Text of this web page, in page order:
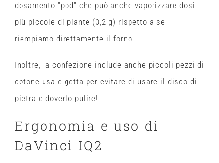
dosamento "pod" che può anche vaporizzare dosi
più piccole di piante (0,2 g) rispetto a se
riempiamo direttamente il forno.
Inoltre, la confezione include anche piccoli pezzi di
cotone usa e getta per evitare di usare il disco di
pietra e doverlo pulire!
Ergonomia e uso di
DaVinci IQ2